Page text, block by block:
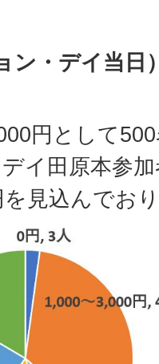
ン・デイ当日
円として
イ田原本参
見込んでお